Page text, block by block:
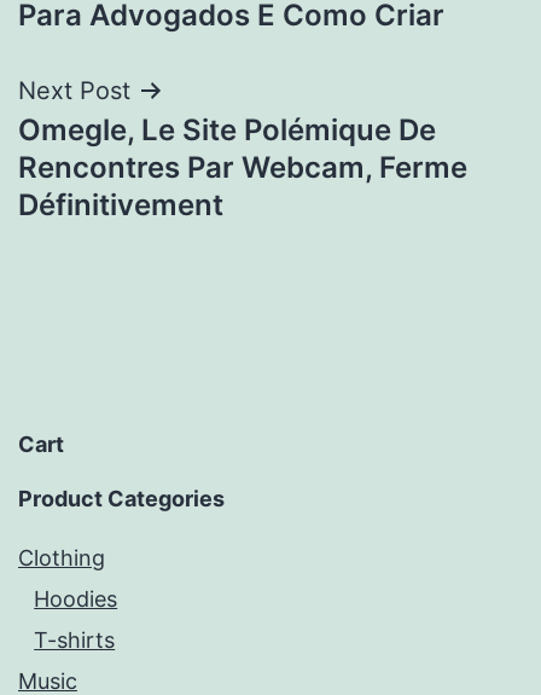
Para Advogados E Como Criar
Next Post
Omegle, Le Site Polémique De
Rencontres Par Webcam, Ferme
Définitivement
Cart
Product Categories
Clothing
Hoodies
T-shirts
Music